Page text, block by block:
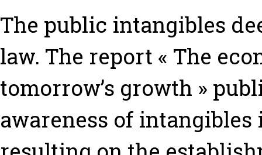
The public intangibles
law. The report « The
tomorrow’s growth »
awareness of